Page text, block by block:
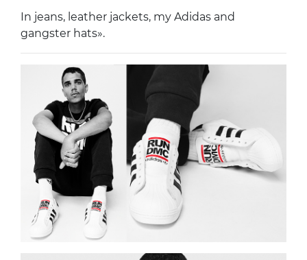
In jeans, leather jackets, my Adidas and
gangster hats».